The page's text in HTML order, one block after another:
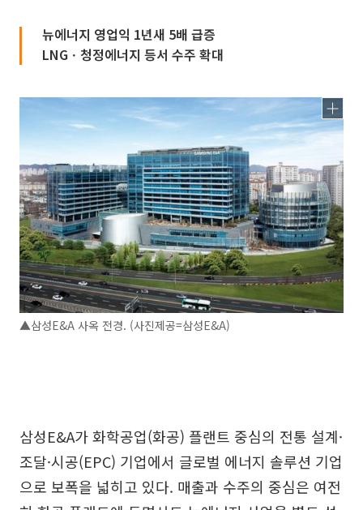
뉴에너지 영업익 1년새 5배 급증
LNGㆍ청정에너지 등서 수주 확대
▲삼성E&A 사옥 전경. (사진제공=삼성E&A)
삼성E&A가 화학공업(화공) 플랜트 중심의 전통 설계·
조달·시공(EPC) 기업에서 글로벌 에너지 솔루션 기업
으로 보폭을 넓히고 있다. 매출과 수주의 중심은 여전